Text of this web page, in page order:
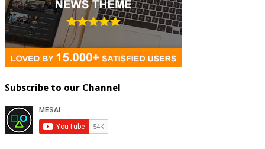
Subscribe to our Channel